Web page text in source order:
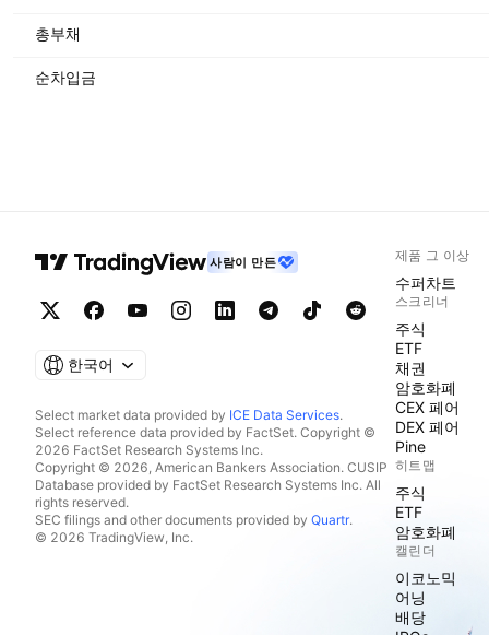
총부채
순차입금
사람이 만든
한국어
Select market data provided by ICE Data Services.
Select reference data provided by FactSet. Copyright ©
2026 FactSet Research Systems Inc.
Copyright © 2026, American Bankers Association. CUSIP
Database provided by FactSet Research Systems Inc. All
rights reserved.
SEC filings and other documents provided by Quartr.
© 2026 TradingView, Inc.
제품 그 이상
수퍼차트
스크리너
주식
ETF
채권
암호화폐
CEX 페어
DEX 페어
Pine
히트맵
주식
ETF
암호화폐
캘린더
이코노믹
어닝
배당